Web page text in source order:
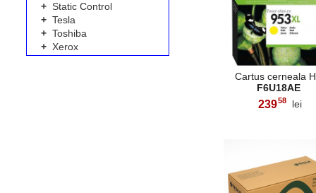
+ Static Control
+ Tesla
+ Toshiba
+ Xerox
Cartus cerneala
F6U18AE
239,58 lei